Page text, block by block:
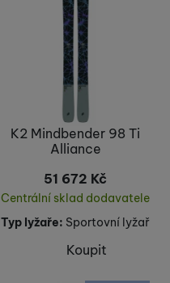
K2 Mindbender 98 Ti
Alliance
51 672 Kč
Centrální sklad dodavatele
Typ lyžaře: Sportovní lyžař
Koupit